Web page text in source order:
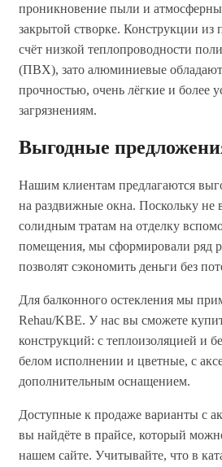
проникновение пыли и
закрытой створке. Конструкции из
счёт низкой теплопроводности
(ПВХ), зато алюминиевые
прочностью, очень лёгкие и более
загрязнениям.
Выгодные
Нашим клиентам предлагаются
на раздвижные окна. Поскольку не
солидным тратам на отделку
помещения, мы сформировали ряд
позволят сэкономить деньги без
Для балконного остекления мы
Rehau/KBE. У нас вы сможете
конструкций: с теплоизоляцией и
белом исполнении и цветные, с
дополнительным оснащением.
Доступные к продаже варианты с
вы найдёте в прайсе, который
нашем сайте. Учитывайте, что в